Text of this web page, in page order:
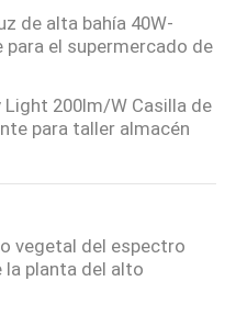
de alta bahía 40W-
el supermercado de
Light 200lm/W Casilla de
para taller almacén
vegetal del espectro
la planta del alto